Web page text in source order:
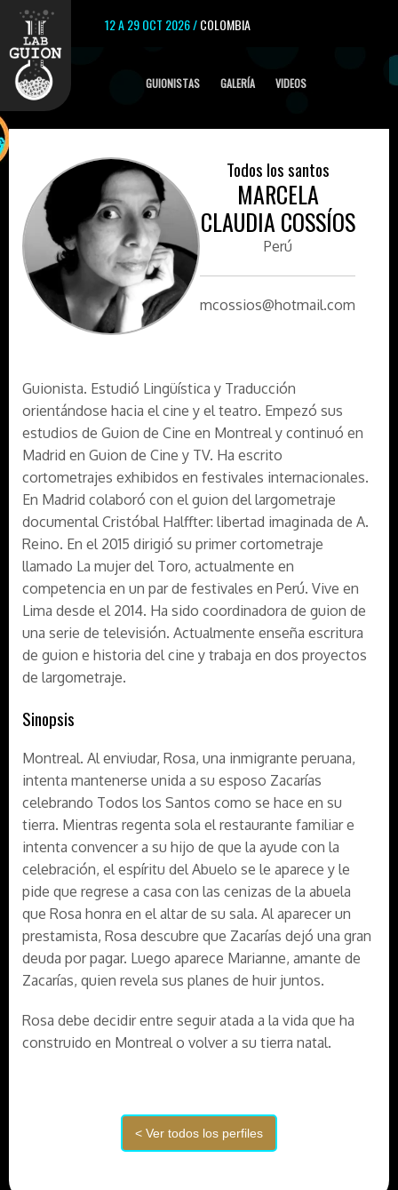
12 A 29 OCT 2026 /COLOMBIA
GUIONISTAS GALERÍA VIDEOS
Todos los santos
MARCELA
CLAUDIA COSSÍOS
Perú
mcossios@hotmail.com
Guionista. Estudió Lingüística y Traducción
orientándose hacia el cine y el teatro. Empezó sus
estudios de Guion de Cine en Montreal y continuó en
Madrid en Guion de Cine y TV. Ha escrito
cortometrajes exhibidos en festivales internacionales.
En Madrid colaboró con el guion del largometraje
documental Cristóbal Halffter: libertad imaginada de A.
Reino. En el 2015 dirigió su primer cortometraje
llamado La mujer del Toro, actualmente en
competencia en un par de festivales en Perú. Vive en
Lima desde el 2014. Ha sido coordinadora de guion de
una serie de televisión. Actualmente enseña escritura
de guion e historia del cine y trabaja en dos proyectos
de largometraje.
Sinopsis
Montreal. Al enviudar, Rosa, una inmigrante peruana,
intenta mantenerse unida a su esposo Zacarías
celebrando Todos los Santos como se hace en su
tierra. Mientras regenta sola el restaurante familiar e
intenta convencer a su hijo de que la ayude con la
celebración, el espíritu del Abuelo se le aparece y le
pide que regrese a casa con las cenizas de la abuela
que Rosa honra en el altar de su sala. Al aparecer un
prestamista, Rosa descubre que Zacarías dejó una gran
deuda por pagar. Luego aparece Marianne, amante de
Zacarías, quien revela sus planes de huir juntos.
Rosa debe decidir entre seguir atada a la vida que ha
construido en Montreal o volver a su tierra natal.